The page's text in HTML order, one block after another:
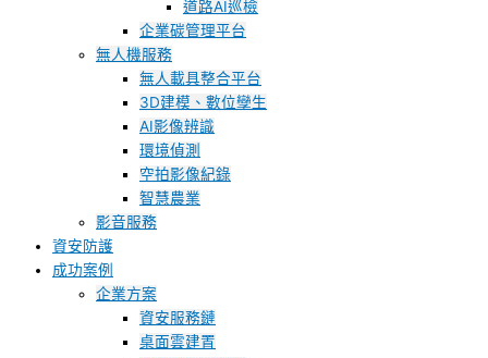
道路AI巡檢
企業碳管理平台
無人機服務
無人載具整合平台
3D建模、數位孿生
AI影像辨識
環境偵測
空拍影像紀錄
智慧農業
影音服務
資安防護
成功案例
企業方案
資安服務鏈
桌面雲建置